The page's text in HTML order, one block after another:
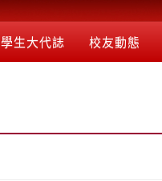
學生大代誌 校友動態